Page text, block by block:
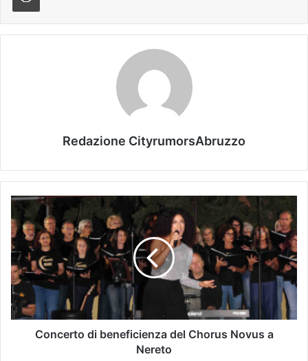
Redazione CityrumorsAbruzzo
Concerto di beneficienza del Chorus Novus a
Nereto